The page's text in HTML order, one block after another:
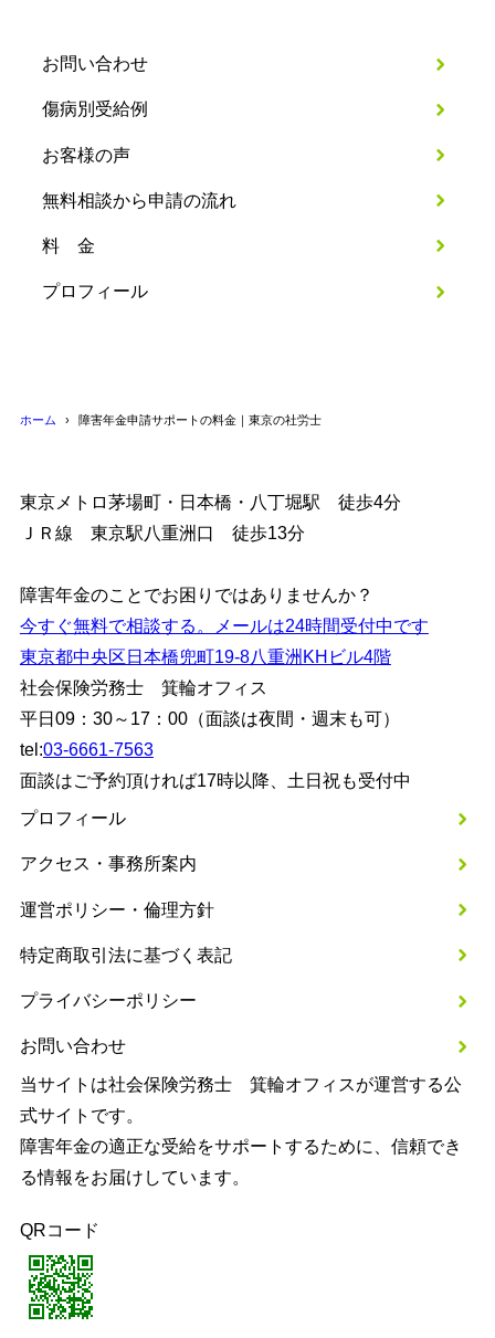
お問い合わせ
傷病別受給例
お客様の声
無料相談から申請の流れ
料 金
プロフィール
ホーム 障害年金申請サポートの料金｜東京の社労士
東京メトロ茅場町・日本橋・八丁堀駅 徒歩4分
ＪＲ線 東京駅八重洲口 徒歩13分
障害年金のことでお困りではありませんか？
今すぐ無料で相談する。メールは24時間受付中です
東京都中央区日本橋兜町19-8八重洲KHビル4階
社会保険労務士 箕輪オフィス
平日09：30～17：00（面談は夜間・週末も可）
tel:03-6661-7563
面談はご予約頂ければ17時以降、土日祝も受付中
プロフィール
アクセス・事務所案内
運営ポリシー・倫理方針
特定商取引法に基づく表記
プライバシーポリシー
お問い合わせ
当サイトは社会保険労務士 箕輪オフィスが運営する公
式サイトです。
障害年金の適正な受給をサポートするために、信頼でき
る情報をお届けしています。
QRコード